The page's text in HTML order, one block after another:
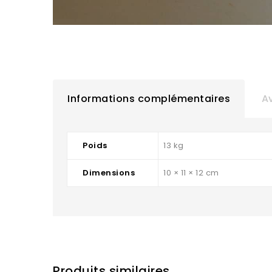
Informations complémentaires
Poids 13 kg
Dimensions 10 × 11 × 12 cm